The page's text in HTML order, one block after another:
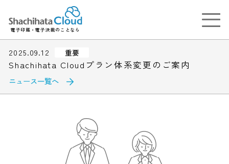
電子印鑑・電子決裁のことなら
2025.09.12 重要
Shachihata Cloudプラン体系変更のご案内
ニュース一覧へ